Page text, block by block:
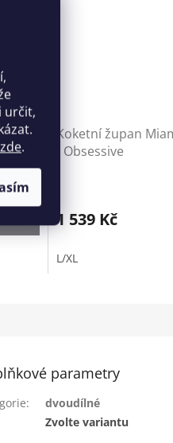
určit,
zde.
Koketní župan
- Obsessive
1 539 Kč
L/XL
parametry
:
dvoudílné
Zvolte variantu